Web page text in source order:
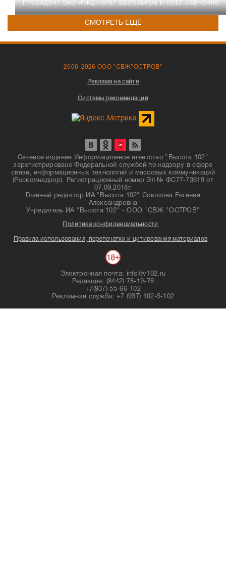
ПРЕЗИДЕНТ ОАО «РЖД» ОЛЕГ БЕЛОЗЕРОВ И ОЛЕГ САВЧЕНКО
СМОТРЕТЬ ЕЩЁ
2006-2026 ООО "СВЖ"ОСТРОВ"
Реклама на сайте
Системы рекомендаций
Сетевое издание Информационное агентство "Высота 102"
зарегистрировано Федеральной службой по надзору в сфере
связи, информационных технологий и массовых коммуникаций
(Роскомнадзор). Регистрационный номер Эл № ФС77-73619 от
07.09.2018г.
Главный редактор ИА "Высота 102" Соколова Евгения
Александровна
Учредитель ИА "Высота 102" - ООО "СВЖ "ОСТРОВ"
Политика конфиденциальности
Правила использования, перепечатки и цитирования материалов
Электронная почта: info@v102.ru
Редакция: (8442) 78-19-76
+7(937) 55-66-102
Рекламная служба: +7 (937) 102-5-102